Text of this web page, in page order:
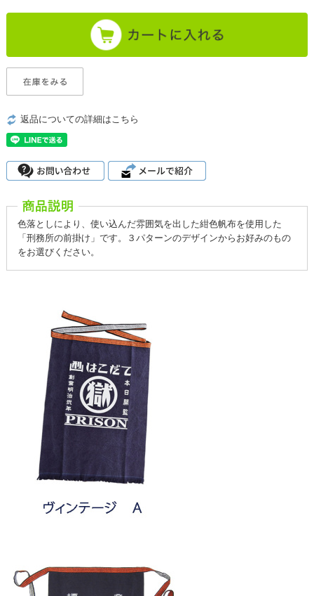
返品についての詳細はこちら
色落としにより、使い込んだ雰囲気を出した紺色帆布を使用した
「刑務所の前掛け」です。３パターンのデザインからお好みのもの
をお選びください。